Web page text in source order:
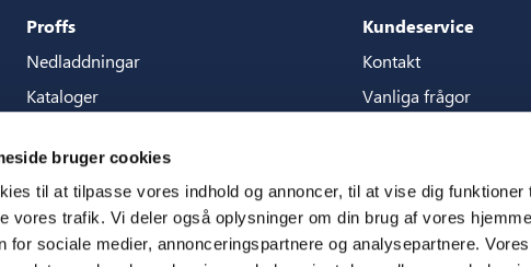
bruger cookies
til at tilpasse vores indhold og annoncer, til at vise dig funktioner
vores trafik. Vi deler også oplysninger om din brug af vores
for sociale medier, annonceringspartnere og analysepartnere.
Proffs
Nedladdningar
Kataloger
Guide for content store
3D filer
Press
Kundeservice
Kontakt
Vanliga frågor
CSR